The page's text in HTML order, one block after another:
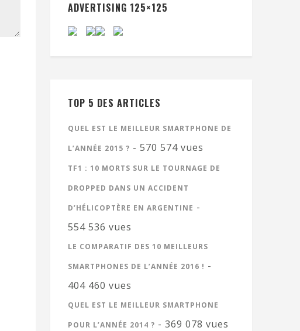
ADVERTISING 125×125
TOP 5 DES ARTICLES
QUEL EST LE MEILLEUR SMARTPHONE DE
L’ANNÉE 2015 ? - 570 574 vues
TF1 : 10 MORTS SUR LE TOURNAGE DE
DROPPED DANS UN ACCIDENT
D’HÉLICOPTÈRE EN ARGENTINE -
554 536 vues
LE COMPARATIF DES 10 MEILLEURS
SMARTPHONES DE L’ANNÉE 2016 ! -
404 460 vues
QUEL EST LE MEILLEUR SMARTPHONE
POUR L’ANNÉE 2014 ? - 369 078 vues